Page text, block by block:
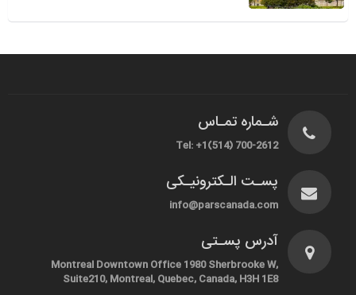
شـماره تمـاس
Tel: +1(514) 700-2612
پسـت الـکترونیـکی
info@parscanada.com
آدرس پسـتی
Montreal Downtown Office 1980 Sherbrooke W,
Suite210, Montreal, Quebec, Canada, H3H 1E8